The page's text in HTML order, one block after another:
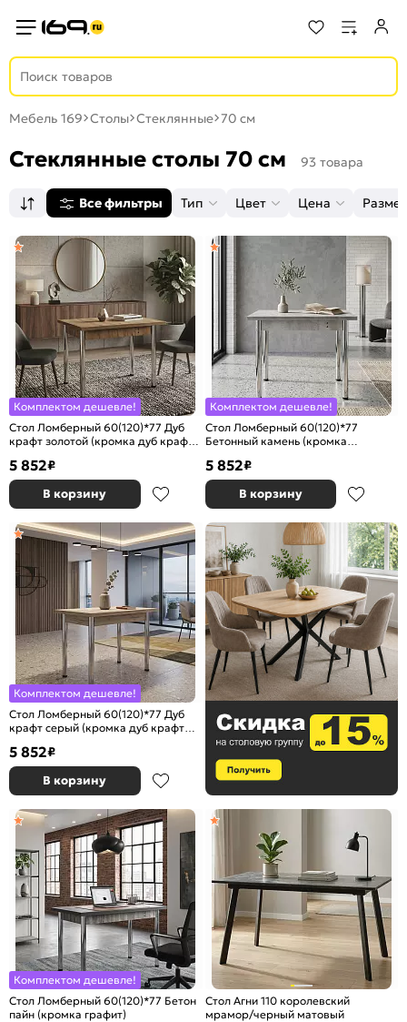
Мебель 169 Столы Стеклянные 70 см
Стеклянные столы 70 см 93 товара
Все фильтры Тип Цвет Цена
Комплектом дешевле!
Стол Ломберный 60(120)*77 Дуб
крафт золотой (кромка дуб крафт
5 852₽
В корзину
Комплектом дешевле!
Стол Ломберный 60(120)*77
Бетонный камень (кромка
5 852₽
В корзину
Комплектом дешевле!
Стол Ломберный 60(120)*77 Дуб
крафт серый (кромка дуб крафт
5 852₽
В корзину
Комплектом дешевле!
Стол Ломберный 60(120)*77 Бетон
пайн (кромка графит)
Стол Агни 110 королевский
мрамор/черный матовый